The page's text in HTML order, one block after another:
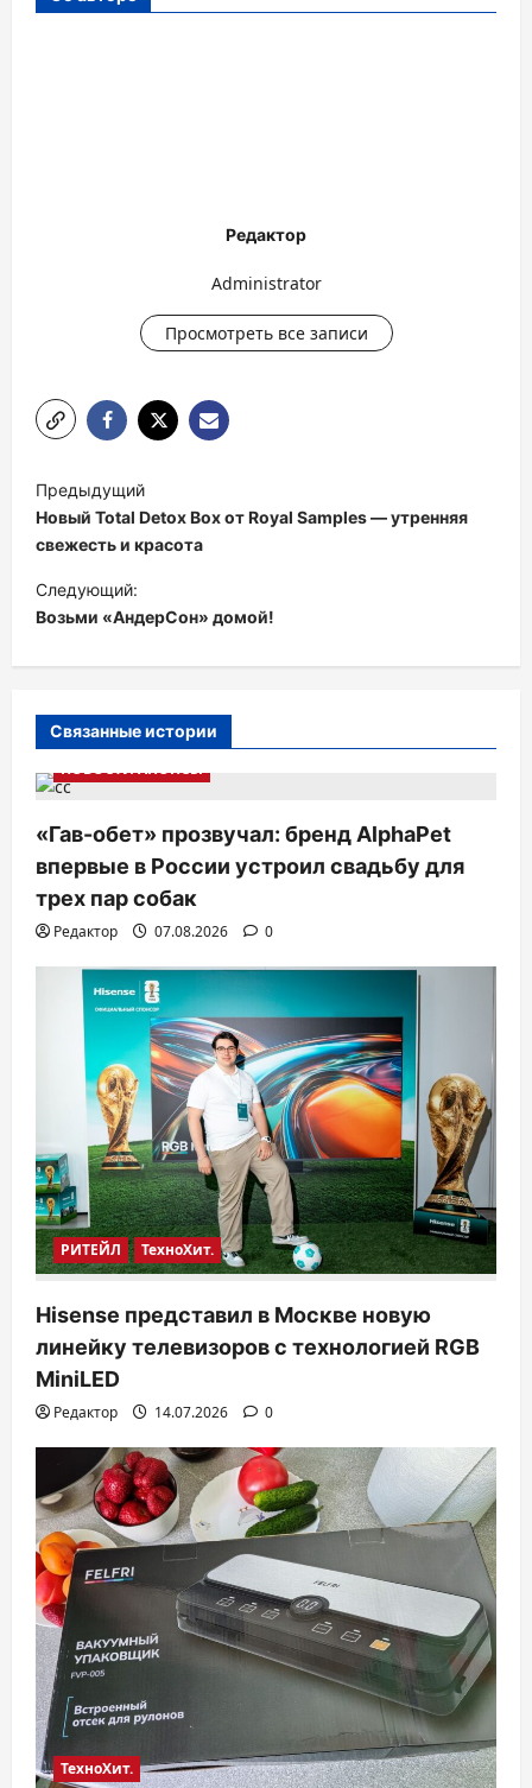
Редактор
Administrator
Просмотреть все записи
Н
а
в
и
г
а
я
о
з
а
Предыдущий
Новый Total Detox Box от Royal Samples — утренняя
свежесть и красота
Следующий:
Возьми «АндерСон» домой!
Связанные истории
НОВОСТИ АНОНСЫ
«Гав-обет» прозвучал: бренд AlphaPet
впервые в России устроил свадьбу для
трех пар собак
Редактор 07.08.2026 0
РИТЕЙЛ ТехноХит.
Hisense представил в Москве новую
линейку телевизоров с технологией RGB
MiniLED
Редактор 14.07.2026 0
ТехноХит.